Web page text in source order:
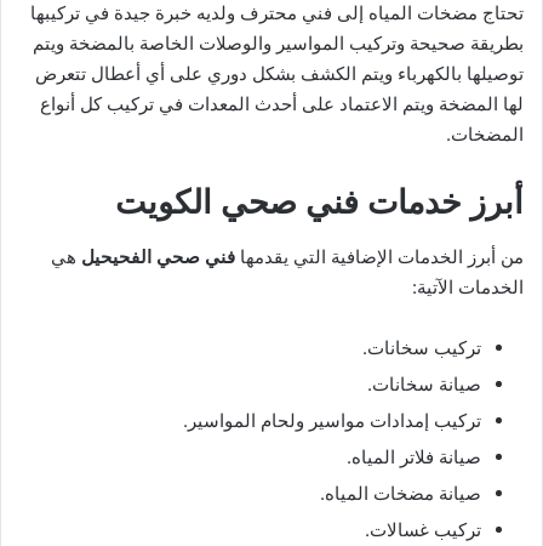
تحتاج مضخات المياه إلى فني محترف ولديه خبرة جيدة في تركيبها
بطريقة صحيحة وتركيب المواسير والوصلات الخاصة بالمضخة ويتم
توصيلها بالكهرباء ويتم الكشف بشكل دوري على أي أعطال تتعرض
لها المضخة ويتم الاعتماد على أحدث المعدات في تركيب كل أنواع
المضخات.
أبرز خدمات فني صحي الكويت
من أبرز الخدمات الإضافية التي يقدمها فني صحي الفحيحيل هي
الخدمات الآتية:
تركيب سخانات.
صيانة سخانات.
تركيب إمدادات مواسير ولحام المواسير.
صيانة فلاتر المياه.
صيانة مضخات المياه.
تركيب غسالات.